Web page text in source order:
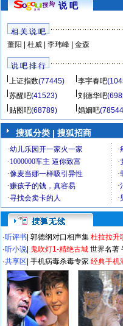
说 吧
相 关 说 吧
董阳
杜威| 李玮峰| 金森
说 吧 排 行
上证指数(77445) 李宇春吧
苏醒吧(41523) 刘德华吧
贴图吧(68789) 婚姻吧
搜狐分类 | 搜狐招商
·听评书 郭德纲对口相声集 杜拉拉升
·听小说 鬼吹灯1-精绝古城 世界名著
·共享区 手机病毒杀毒专家 经典手机